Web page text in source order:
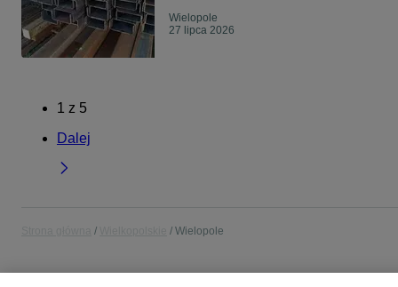
Wielopole
27 lipca 2026
1 z 5
Dalej
Wielopole